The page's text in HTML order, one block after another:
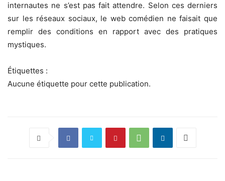
internautes ne s’est pas fait attendre. Selon ces derniers
sur les réseaux sociaux, le web comédien ne faisait que
remplir des conditions en rapport avec des pratiques
mystiques.
Étiquettes :
Aucune étiquette pour cette publication.